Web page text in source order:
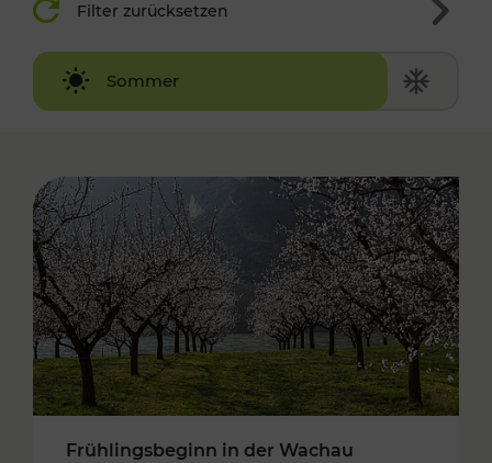
Filter zurücksetzen
Sommer
Winter
Frühlingsbeginn in der Wachau